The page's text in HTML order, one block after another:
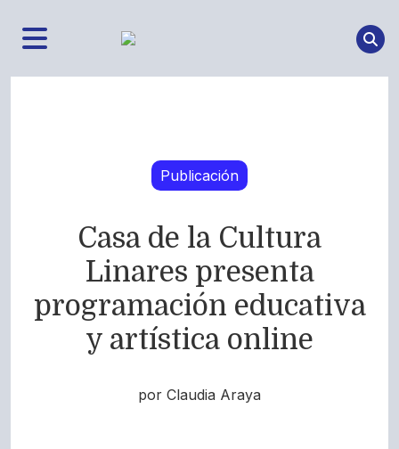
Publicación
Casa de la Cultura
Linares presenta
programación educativa
y artística online
por Claudia Araya